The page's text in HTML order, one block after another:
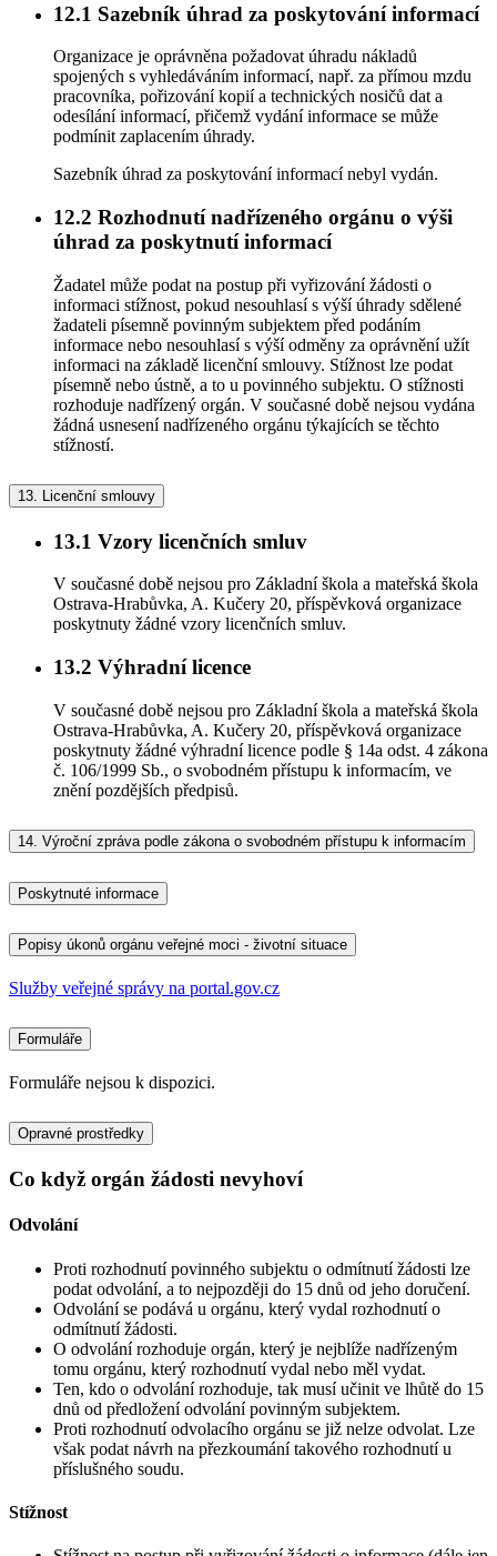
12.1 Sazebník úhrad za poskytování informací
Organizace je oprávněna požadovat úhradu nákladů
spojených s vyhledáváním informací, např. za přímou mzdu
pracovníka, pořizování kopií a technických nosičů dat a
odesílání informací, přičemž vydání informace se může
podmínit zaplacením úhrady.
Sazebník úhrad za poskytování informací nebyl vydán.
12.2 Rozhodnutí nadřízeného orgánu o výši
úhrad za poskytnutí informací
Žadatel může podat na postup při vyřizování žádosti o
informaci stížnost, pokud nesouhlasí s výší úhrady sdělené
žadateli písemně povinným subjektem před podáním
informace nebo nesouhlasí s výší odměny za oprávnění užít
informaci na základě licenční smlouvy. Stížnost lze podat
písemně nebo ústně, a to u povinného subjektu. O stížnosti
rozhoduje nadřízený orgán. V současné době nejsou vydána
žádná usnesení nadřízeného orgánu týkajících se těchto
stížností.
13. Licenční smlouvy
13.1 Vzory licenčních smluv
V současné době nejsou pro Základní škola a mateřská škola
Ostrava-Hrabůvka, A. Kučery 20, příspěvková organizace
poskytnuty žádné vzory licenčních smluv.
13.2 Výhradní licence
V současné době nejsou pro Základní škola a mateřská škola
Ostrava-Hrabůvka, A. Kučery 20, příspěvková organizace
poskytnuty žádné výhradní licence podle § 14a odst. 4 zákona
č. 106/1999 Sb., o svobodném přístupu k informacím, ve
znění pozdějších předpisů.
14. Výroční zpráva podle zákona o svobodném přístupu k informacím
Poskytnuté informace
Popisy úkonů orgánu veřejné moci - životní situace
Služby veřejné správy na portal.gov.cz
Formuláře
Formuláře nejsou k dispozici.
Opravné prostředky
Co když orgán žádosti nevyhoví
Odvolání
Proti rozhodnutí povinného subjektu o odmítnutí žádosti lze
podat odvolání, a to nejpozději do 15 dnů od jeho doručení.
Odvolání se podává u orgánu, který vydal rozhodnutí o
odmítnutí žádosti.
O odvolání rozhoduje orgán, který je nejblíže nadřízeným
tomu orgánu, který rozhodnutí vydal nebo měl vydat.
Ten, kdo o odvolání rozhoduje, tak musí učinit ve lhůtě do 15
dnů od předložení odvolání povinným subjektem.
Proti rozhodnutí odvolacího orgánu se již nelze odvolat. Lze
však podat návrh na přezkoumání takového rozhodnutí u
příslušného soudu.
Stížnost